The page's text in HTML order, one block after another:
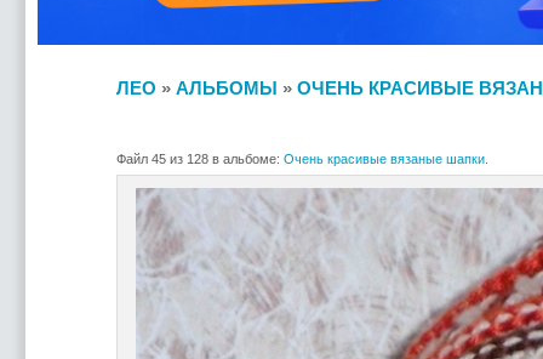
ЛЕО » АЛЬБОМЫ » ОЧЕНЬ КРАСИВЫЕ
Файл 45 из 128 в альбоме: Очень красивые вязаные шапки.